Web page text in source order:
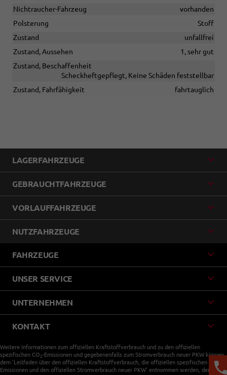
Nichtraucher-Fahrzeug
vorhanden
Polsterung
Stoff
Zustand
unfallfrei
Zustand, Aussehen
1, sehr gut
Zustand, Beschaffenheit
Scheckheftgepflegt, Keine Schäden feststellbar
Zustand, Fahrfähigkeit
fahrtauglich
LAGERFAHRZEUGE
GEBRAUCHTFAHRZEUGE
VORLAUFFAHRZEUGE
NUTZFAHRZEUGE
FAHRZEUGE
UNSER SERVICE
UNTERNEHMEN
KONTAKT
Weitere Informationen zum offiziellen Kraftstoffverbrauch und zu den offiziellen
spezifischen CO 2-Emissionen und gegebenenfalls zum Stromverbrauch neuer PKW können
dem 'Leitfaden über den offiziellen Kraftstoffverbrauch, die offiziellen spezifischen CO 2
Emissionen und den offiziellen Stromverbrauch neuer PKW' entnommen werden, der an